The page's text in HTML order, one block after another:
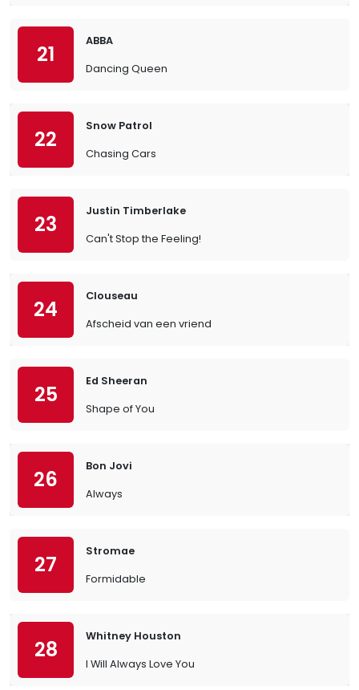
21
ABBA
Dancing Queen
22
Snow Patrol
Chasing Cars
23
Justin Timberlake
Can't Stop the Feeling!
24
Clouseau
Afscheid van een vriend
25
Ed Sheeran
Shape of You
26
Bon Jovi
Always
27
Stromae
Formidable
28
Whitney Houston
I Will Always Love You